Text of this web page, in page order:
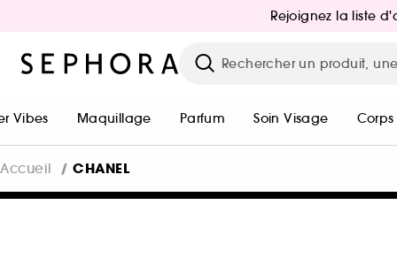
Rejoignez la liste
Vibes Maquillage Parfum Soin Visage Corps
Accueil CHANEL